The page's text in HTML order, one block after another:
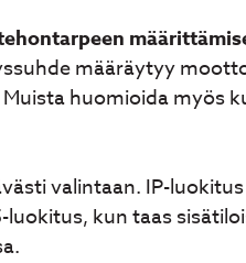
määräytyy
huomioida myös
valintaan. IP-
kun taas